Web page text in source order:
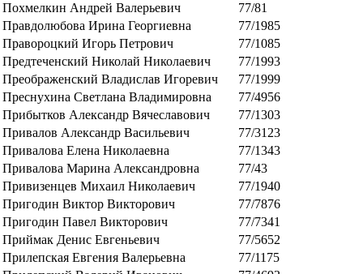
Похмелкин Андрей Валерьевич
77/81
Правдолюбова Ирина Георгиевна
77/1985
Правороцкий Игорь Петрович
77/1085
Предтеченский Николай Николаевич
77/1993
Преображенский Владислав Игоревич
77/1999
Преснухина Светлана Владимировна
77/4956
Прибытков Александр Вячеславович
77/1303
Привалов Александр Васильевич
77/3123
Привалова Елена Николаевна
77/1343
Привалова Марина Александровна
77/43
Привизенцев Михаил Николаевич
77/1940
Пригодин Виктор Викторович
77/7876
Пригодин Павел Викторович
77/7341
Приймак Денис Евгеньевич
77/5652
Прилепская Евгения Валерьевна
77/1175